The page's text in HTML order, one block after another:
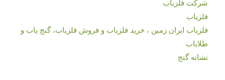
شرکت فلزیاب
فلزیاب
فلزیاب ایران زمین ، خرید فلزیاب و فروش فلزیاب، گنج یاب و
طلایاب
نشانه گنج